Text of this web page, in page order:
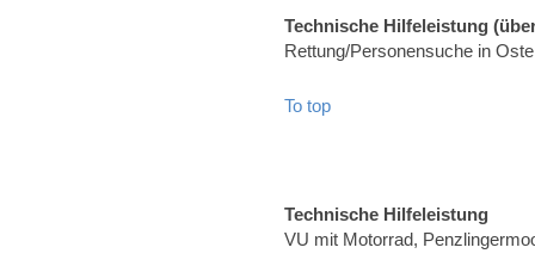
Technische Hilfeleistung
Rettung/Personensuche in
To top
Technische Hilfeleistung
VU mit Motorrad,